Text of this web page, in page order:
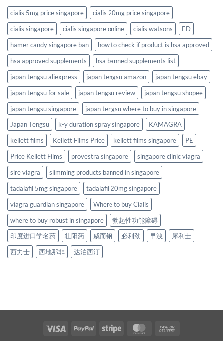
cialis 5mg price singapore
cialis 20mg price singapore
cialis singapore
cialis singapore online cialis watsons
ED
hamer candy singapore ban
how to check if product is hsa approved
hsa approved supplements
hsa banned supplements list
japan tengsu aliexpress
japan tengsu amazon
japan tengsu ebay
japan tengsu for sale
japan tengsu review
japan tengsu shopee
japan tengsu singapore
japan tengsu where to buy in singapore
Japan Tengsu
k-y duration spray singapore
KAMAGRA
kellett films
Kellett Films Price kellett films singapore
PE
Price Kellett Films
provestra singapore
singapore clinic viagra
sire viagra
slimming products banned in singapore
tadalafil 5mg singapore
tadalafil 20mg singapore
viagra guardian singapore
Where to buy Cialis
where to buy robust in singapore
勃起性功能障碍
印度进口学名药
壮阳药 威而钢 必利劲 早洩
犀利士
西力士
西地那非 达泊西汀
Visa PayPal Stripe MasterCard